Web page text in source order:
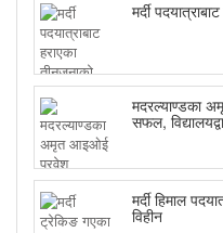
मर्दी
मदरल्याण्डका
सफल,
मर्दी हिमाल
विहीन